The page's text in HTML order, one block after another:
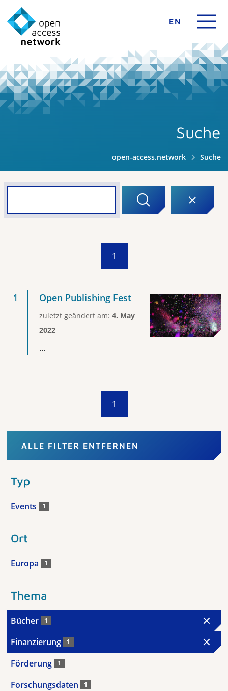
EN
Suche
open-access.network Suche
1
Open Publishing Fest
zuletzt geändert am: 4. May
2022
...
1
ALLE FILTER ENTFERNEN
Typ
Events 1
Ort
Europa 1
Thema
Bücher 1
Finanzierung 1
Förderung 1
Forschungsdaten 1